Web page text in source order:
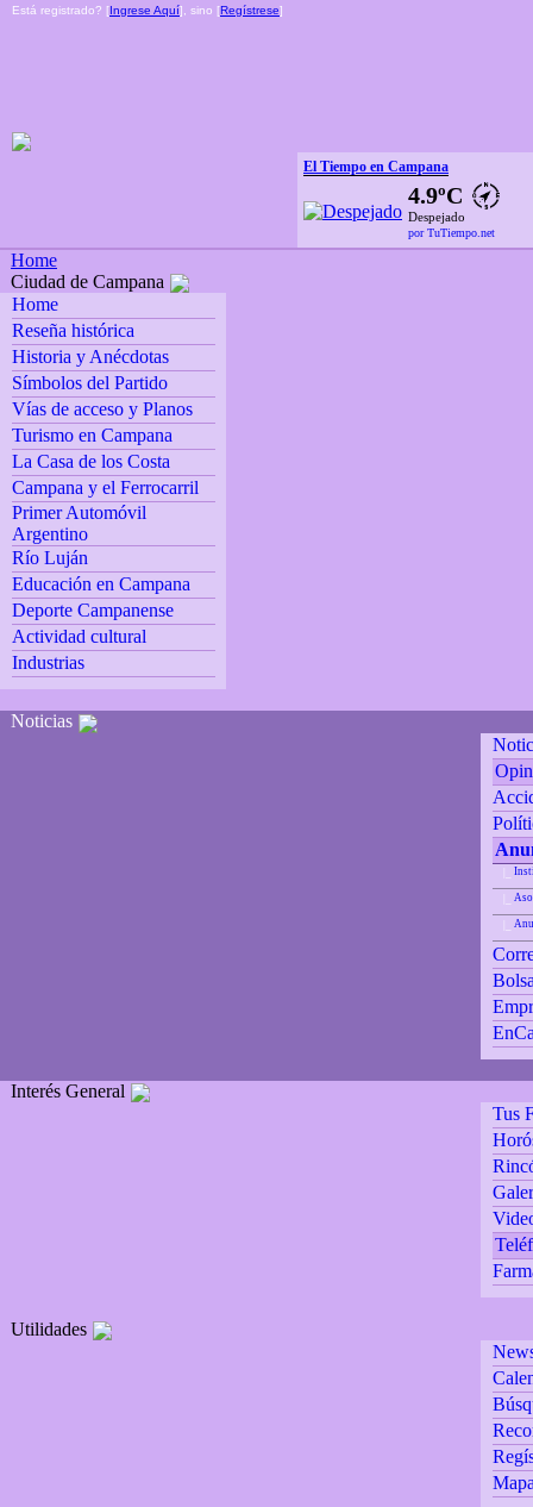
Está registrado? [Ingrese Aquí], sino [Regístrese]
El Tiempo en Campana
4.9ºC
Despejado
por TuTiempo.net
Home
Ciudad de Campana
Home
Reseña histórica
Historia y Anécdotas
Símbolos del Partido
Vías de acceso y Planos
Turismo en Campana
La Casa de los Costa
Campana y el Ferrocarril
Primer Automóvil
Argentino
Río Luján
Educación en Campana
Deporte Campanense
Actividad cultural
Industrias
Noticias
Interés General
Tus
Utilidades